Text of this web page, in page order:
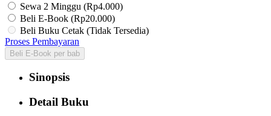
Sewa 2 Minggu (Rp4.000)
Beli E-Book (Rp20.000)
Beli Buku Cetak (Tidak Tersedia)
Proses Pembayaran
Beli E-Book per bab
Sinopsis
Detail Buku